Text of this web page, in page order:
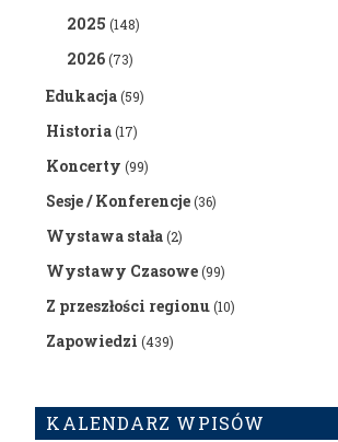
2025 (148)
2026(73)
Edukacja(59)
Historia(17)
Koncerty (99)
Sesje / Konferencje(36)
Wystawa stała(2)
Wystawy Czasowe(99)
Z przeszłości regionu(10)
Zapowiedzi (439)
KALENDARZ WPISÓW